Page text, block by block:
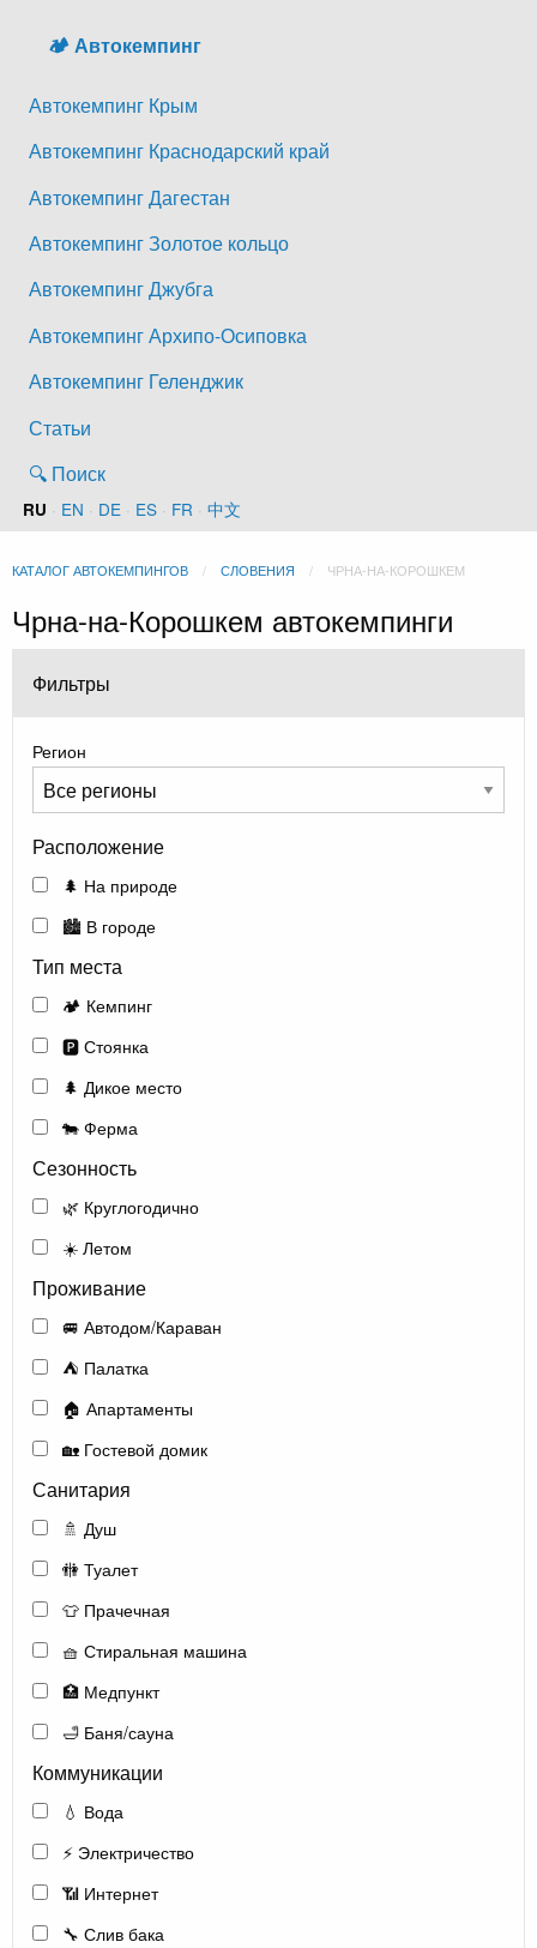
🏕️ Автокемпинг
Автокемпинг Крым
Автокемпинг Краснодарский край
Автокемпинг Дагестан
Автокемпинг Золотое кольцо
Автокемпинг Джубга
Автокемпинг Архипо-Осиповка
Автокемпинг Геленджик
Статьи
🔍 Поиск
RU · EN · DE · ES · FR · 中文
КАТАЛОГ АВТОКЕМПИНГОВ СЛОВЕНИЯ ЧРНА-НА-КОРОШКЕМ
Чрна-на-Корошкем автокемпинги
Фильтры
Регион
Расположение
🌲 На природе
🏙️ В городе
Тип места
🏕️ Кемпинг
🅿️ Стоянка
🌲 Дикое место
🐄 Ферма
Сезонность
🌿 Круглогодично
☀️ Летом
Проживание
🚐 Автодом/Караван
⛺ Палатка
🏠 Апартаменты
🏡 Гостевой домик
Санитария
🚿 Душ
🚻 Туалет
👕 Прачечная
🧺 Стиральная машина
🏥 Медпункт
🛁 Баня/сауна
Коммуникации
💧 Вода
⚡ Электричество
📶 Интернет
🔧 Слив бака